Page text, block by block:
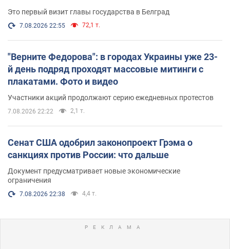
Это первый визит главы государства в Белград
7.08.2026 22:55 72,1 т.
"Верните Федорова": в городах Украины уже 23-
й день подряд проходят массовые митинги с
плакатами. Фото и видео
Участники акций продолжают серию ежедневных протестов
7.08.2026 22:22 2,1 т.
Сенат США одобрил законопроект Грэма о
санкциях против России: что дальше
Документ предусматривает новые экономические
ограничения
7.08.2026 22:38 4,4 т.